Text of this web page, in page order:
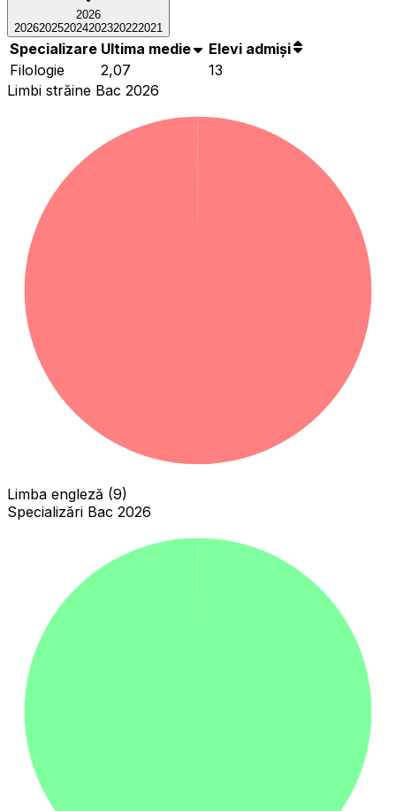
2026
202620252024202320222021
Specializare Ultima medie
Elevi admiși
Filologie
2,07
13
Limbi străine Bac 2026
Limba engleză (9)
Specializări Bac 2026